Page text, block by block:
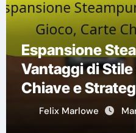
Espansione
Vantaggi di
Chiave e
Felix Marlowe